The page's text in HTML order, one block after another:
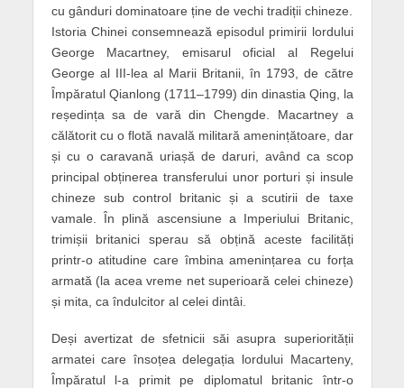
cu gânduri dominatoare ține de vechi tradiții chineze.
Istoria Chinei consemnează episodul primirii lordului
George Macartney, emisarul oficial al Regelui
George al III-lea al Marii Britanii, în 1793, de către
Împăratul Qianlong (1711–1799) din dinastia Qing, la
reședința sa de vară din Chengde. Macartney a
călătorit cu o flotă navală militară amenințătoare, dar
și cu o caravană uriașă de daruri, având ca scop
principal obținerea transferului unor porturi și insule
chineze sub control britanic și a scutirii de taxe
vamale. În plină ascensiune a Imperiului Britanic,
trimișii britanici sperau să obțină aceste facilități
printr-o atitudine care îmbina amenințarea cu forța
armată (la acea vreme net superioară celei chineze)
și mita, ca îndulcitor al celei dintâi.
Deși avertizat de sfetnicii săi asupra superiorității
armatei care însoțea delegația lordului Macarteny,
Împăratul l-a primit pe diplomatul britanic într-o